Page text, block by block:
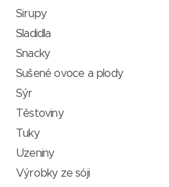
Sirupy
Sladidla
Snacky
Sušené ovoce a plody
Sýr
Těstoviny
Tuky
Uzeniny
Výrobky ze sóji